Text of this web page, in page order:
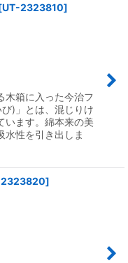
UT-2323810]
木箱に入った今治フ
)」とは、混じりけ
います。綿本来の美
水性を引き出しま
]